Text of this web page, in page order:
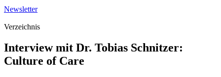
Newsletter
Verzeichnis
Interview mit Dr. Tobias Schnitzer:
Culture of Care